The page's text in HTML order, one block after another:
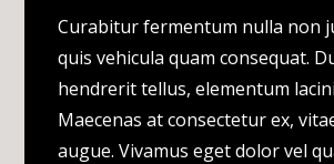
Curabitur fermentum nulla non
quis vehicula quam consequat.
hendrerit tellus, elementum
Maecenas at consectetur ex,
augue. Vivamus eget dolor vel